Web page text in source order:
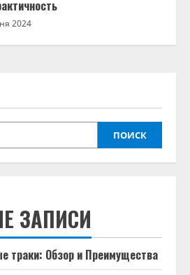
2024
ПОИСК
ЗАПИСИ
траки: Обзор и Преимущества